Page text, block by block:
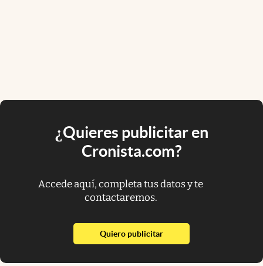
¿Quieres publicitar en
Cronista.com?
Accede aquí, completa tus datos y te
contactaremos.
Quiero publicitarabre en nueva pestaña